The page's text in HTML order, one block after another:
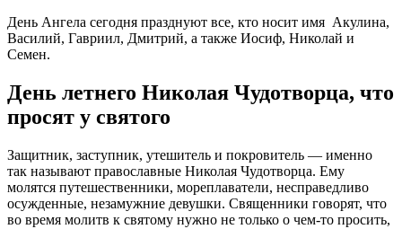
День Ангела сегодня празднуют все, кто носит имя Акулина,
Василий, Гавриил, Дмитрий, а также Иосиф, Николай и
Семен.
День летнего Николая Чудотворца, что
просят у святого
Защитник, заступник, утешитель и покровитель — именно
так называют православные Николая Чудотворца. Ему
молятся путешественники, мореплаватели, несправедливо
осужденные, незамужние девушки. Священники говорят, что
во время молитв к святому нужно не только о чем-то просить,